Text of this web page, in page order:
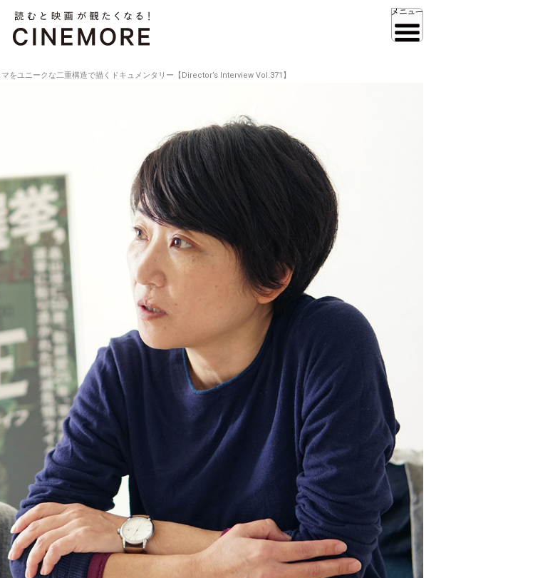
をユニークな二重構造で描くドキュメンタリー【Director’s Interview Vol.371】